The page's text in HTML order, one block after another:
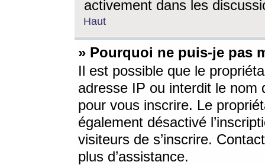
activement dans les
Haut
» Pourquoi ne puis-je pas
Il est possible que le
adresse IP ou interdit le nom
pour vous inscrire. Le
également désactivé
visiteurs de s’inscrire.
plus d’assistance.